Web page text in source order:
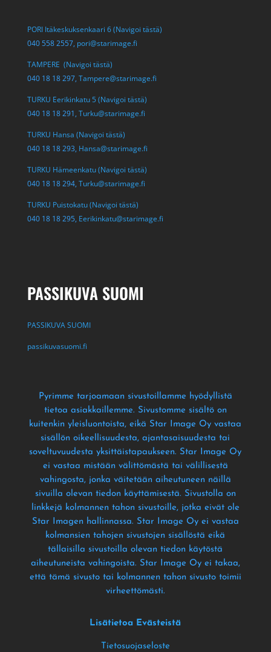
PORI Itäkeskuksenkaari 6 (Navigoi tästä)
040 558 2557, pori@starimage.fi
TAMPERE (Navigoi tästä)
040 18 18 297, Tampere@starimage.fi
TURKU Eerikinkatu 5 (Navigoi tästä)
040 18 18 291, Turku@starimage.fi
TURKU Hansa (Navigoi tästä)
040 18 18 293, Hansa@starimage.fi
TURKU Hämeenkatu (Navigoi tästä)
040 18 18 294, Turku@starimage.fi
TURKU Puistokatu (Navigoi tästä)
040 18 18 295, Eerikinkatu@starimage.fi
PASSIKUVA SUOMI
PASSIKUVA SUOMI
passikuvasuomi.fi
Pyrimme tarjoamaan sivustoillamme hyödyllistä
tietoa asiakkaillemme. Sivustomme sisältö on
kuitenkin yleisluontoista, eikä Star Image Oy vastaa
sisällön oikeellisuudesta, ajantasaisuudesta tai
soveltuvuudesta yksittäistapaukseen. Star Image Oy
ei vastaa mistään välittömästä tai välillisestä
vahingosta, jonka väitetään aiheutuneen näillä
sivuilla olevan tiedon käyttämisestä. Sivustolla on
linkkejä kolmannen tahon sivustoille, jotka eivät ole
Star Imagen hallinnassa. Star Image Oy ei vastaa
kolmansien tahojen sivustojen sisällöstä eikä
tällaisilla sivustoilla olevan tiedon käytöstä
aiheutuneista vahingoista. Star Image Oy ei takaa,
että tämä sivusto tai kolmannen tahon sivusto toimii
virheettömästi.
Lisätietoa Evästeistä
Tietosuojaseloste